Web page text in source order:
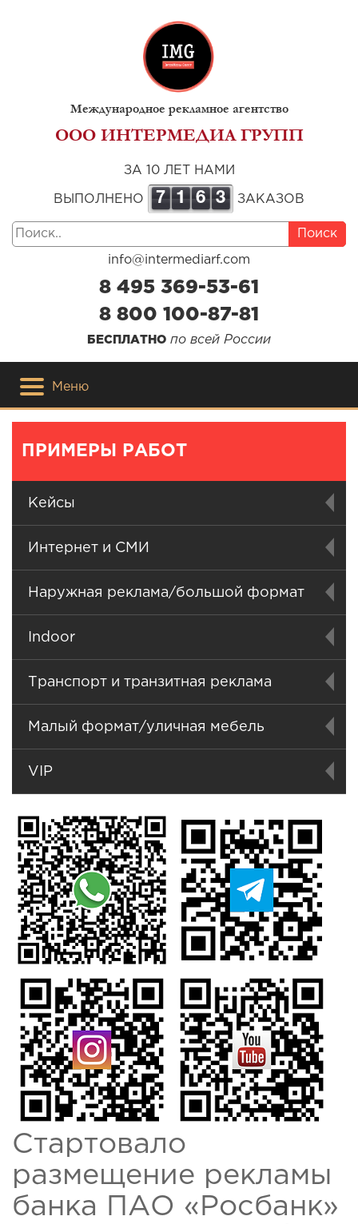
Международное рекламное агентство
ООО ИНТЕРМЕДИА ГРУПП
ЗА 10 ЛЕТ НАМИ
ВЫПОЛНЕНО 7 1 6 3 ЗАКАЗОВ
Поиск
info@intermediarf.com
8 495 369-53-61
8 800 100-87-81
БЕСПЛАТНО по всей России
Меню
ПРИМЕРЫ РАБОТ
Кейсы
Интернет и СМИ
Наружная реклама/большой формат
Indoor
Транспорт и транзитная реклама
Малый формат/уличная мебель
VIP
Стартовало
размещение рекламы
банка ПАО «Росбанк»